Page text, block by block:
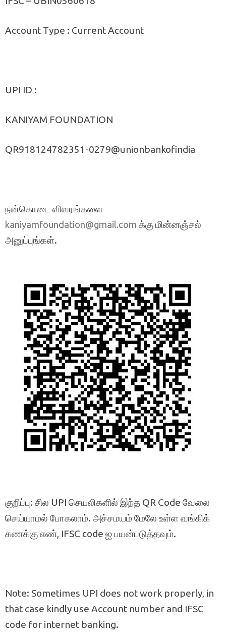
Account Type : Current Account
UPI ID :
KANIYAM FOUNDATION
QR918124782351-0279@unionbankofindia
நன்கொடை விவரங்களை
kaniyamfoundation@gmail.com க்கு மின்னஞ்சல்
அனுப்புங்கள்.
குறிப்பு: சில UPI செயலிகளில் இந்த QR Code வேலை
செய்யாமல் போகலாம். அச்சமயம் மேலே உள்ள வங்கிக்
கணக்கு எண், IFSC code ஐ பயன்படுத்தவும்.
Note: Sometimes UPI does not work properly, in
that case kindly use Account number and IFSC
code for internet banking.